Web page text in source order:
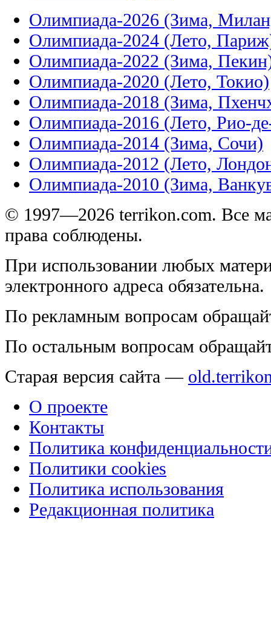
Олимпиада-2026 (Зима,
Олимпиада-2024 (Лето,
Олимпиада-2022 (Зима,
Олимпиада-2020 (Лето, Токио)
Олимпиада-2018 (Зима,
Олимпиада-2016 (Лето, Рио-
Олимпиада-2014 (Зима, Сочи)
Олимпиада-2012 (Лето,
Олимпиада-2010 (Зима,
© 1997—2026 terrikon.com. Все
права соблюдены.
При использовании любых
электронного адреса обязательна.
По рекламным вопросам
По остальным вопросам
Старая версия сайта —
О проекте
Контакты
Политика
Политики cookies
Политика использования
Редакционная политика